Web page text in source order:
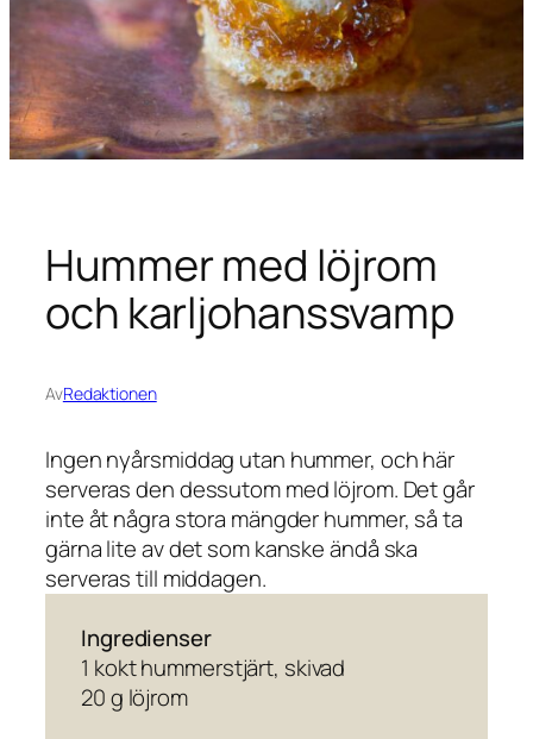
Hummer med löjrom
och karljohanssvamp
AvRedaktionen
Ingen nyårsmiddag utan hummer, och här
serveras den dessutom med löjrom. Det går
inte åt några stora mängder hummer, så ta
gärna lite av det som kanske ändå ska
serveras till middagen.
Ingredienser
1 kokt hummerstjärt, skivad
20 g löjrom